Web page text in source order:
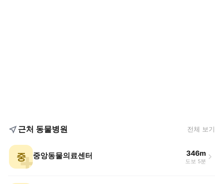
근처 동물병원 전체 보기
중 중앙동물의료센터 346m
도보 5분